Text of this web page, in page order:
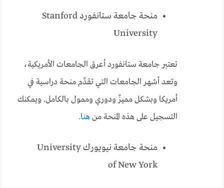
منحة جامعة ستانفورد Stanford
University
تعتبر جامعة ستانفورد أعرق الجامعات الأمريكية،
وتعد أشهر الجامعات التي تقدِّم منحة دراسية في
أمريكا وبشكل مميزٌ ودوري وممول بالكامل. ويمكنك
التسجيل على هذه المنحة منهنا.
منحة جامعة نيويورك University
of New York